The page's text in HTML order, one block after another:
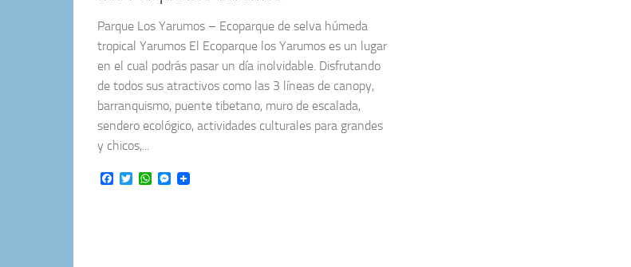
Parque Los Yarumos – Ecoparque de selva húmeda
tropical Yarumos El Ecoparque los Yarumos es un lugar
en el cual podrás pasar un día inolvidable. Disfrutando
de todos sus atractivos como las 3 líneas de canopy,
barranquismo, puente tibetano, muro de escalada,
sendero ecológico, actividades culturales para grandes
y chicos,...
Facebook
TwitterWhatsApp
Messenger